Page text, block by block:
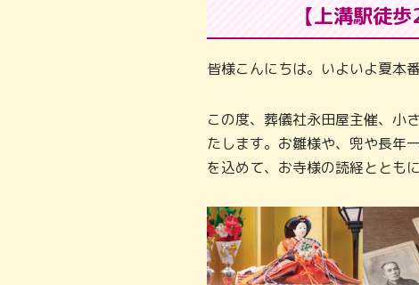
【上溝駅徒
皆様こんにちは。いよいよ夏本
この度、葬儀社永田屋主催、小
たします。お雛様や、兜や長年
を込めて、お寺様の読経ととも